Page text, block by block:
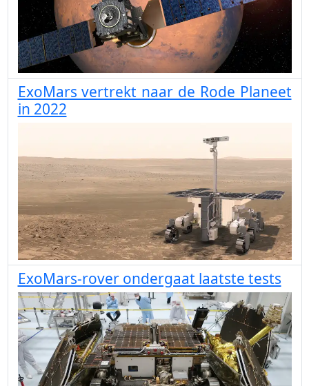
ExoMars vertrekt naar de Rode Planeet
in 2022
ExoMars-rover ondergaat laatste tests